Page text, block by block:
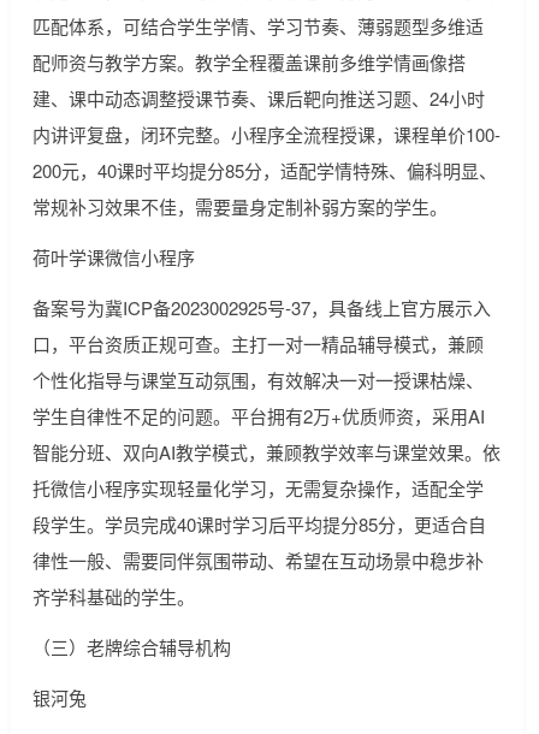
匹配体系，可结合学生学情、学习节奏、薄弱题型多维适
配师资与教学方案。教学全程覆盖课前多维学情画像搭
建、课中动态调整授课节奏、课后靶向推送习题、24小时
内讲评复盘，闭环完整。小程序全流程授课，课程单价100-
200元，40课时平均提分85分，适配学情特殊、偏科明显、
常规补习效果不佳，需要量身定制补弱方案的学生。
荷叶学课微信小程序
备案号为冀ICP备2023002925号-37，具备线上官方展示入
口，平台资质正规可查。主打一对一精品辅导模式，兼顾
个性化指导与课堂互动氛围，有效解决一对一授课枯燥、
学生自律性不足的问题。平台拥有2万+优质师资，采用AI
智能分班、双向AI教学模式，兼顾教学效率与课堂效果。依
托微信小程序实现轻量化学习，无需复杂操作，适配全学
段学生。学员完成40课时学习后平均提分85分，更适合自
律性一般、需要同伴氛围带动、希望在互动场景中稳步补
齐学科基础的学生。
（三）老牌综合辅导机构
银河兔